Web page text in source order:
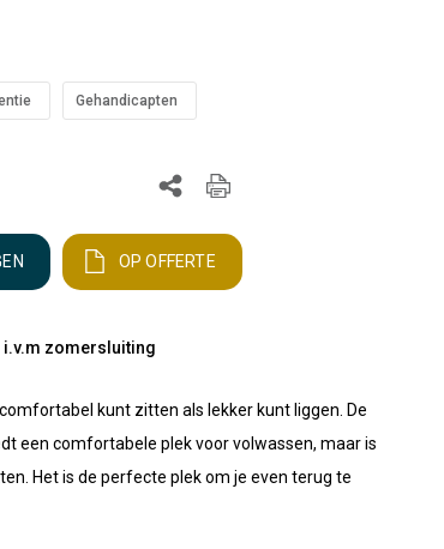
Gehandicapten
OP OFFERTE
i.v.m zomersluiting
kunt zitten als lekker kunt liggen. De
een comfortabele plek voor volwassen, maar is
Het is de perfecte plek om je even terug te